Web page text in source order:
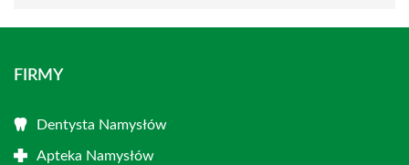
FIRMY
Dentysta Namysłów
Apteka Namysłów